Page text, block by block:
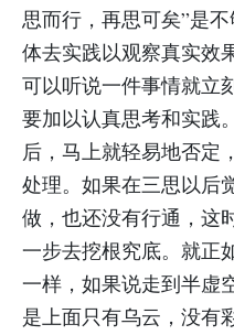
思而行，再思可矣”是
体去实践以观察真实效
可以听说一件事情就立
要加以认真思考和实践
后，马上就轻易地否定
处理。如果在三思以后
做，也还没有行通，这
一步去挖根究底。就正
一样，如果说走到半虚
是上面只有乌云，没有